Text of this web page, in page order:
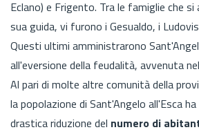
Eclano) e Frigento. Tra le famiglie che si
sua guida, vi furono i Gesualdo, i
Questi ultimi amministrarono
all'eversione della feudalità, avvenuta
Al pari di molte altre comunità della
la popolazione di Sant'Angelo all'Esca
drastica riduzione del numero di